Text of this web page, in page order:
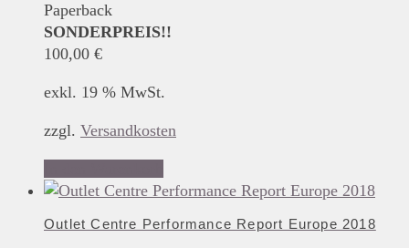
Paperback
SONDERPREIS!!
100,00 €
exkl. 19 % MwSt.
zzgl. Versandkosten
Outlet Centre Performance Report Europe 2018